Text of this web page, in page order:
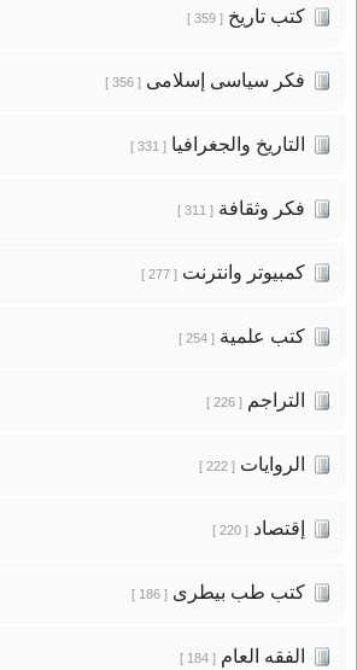
كتب تاريخ[ 359 ]
فكر سياسى إسلامى[ 356 ]
التاريخ والجغرافيا[ 331 ]
فكر وثقافة[ 311 ]
كمبيوتر وانترنت[ 277 ]
كتب علمية[ 254 ]
التراجم[ 226 ]
الروايات[ 222 ]
إقتصاد[ 220 ]
كتب طب بيطرى[ 186 ]
الفقه العام[ 184 ]